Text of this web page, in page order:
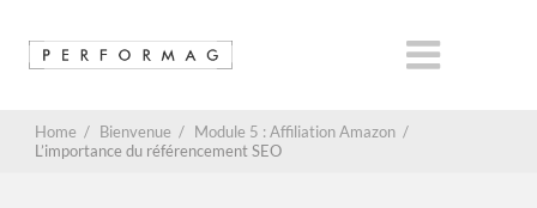
Home / Bienvenue / Module 5 : Affiliation Amazon /
L’importance du référencement SEO